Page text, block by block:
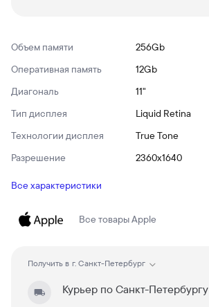
Объем памяти
256Gb
Оперативная память
12Gb
Диагональ
11"
Тип дисплея
Liquid Retina
Технологии дисплея
True Tone
Разрешение
2360x1640
Все характеристики
Все товарыApple
Получить в г. Санкт-Петербург
Курьер по Санкт-Петербургу